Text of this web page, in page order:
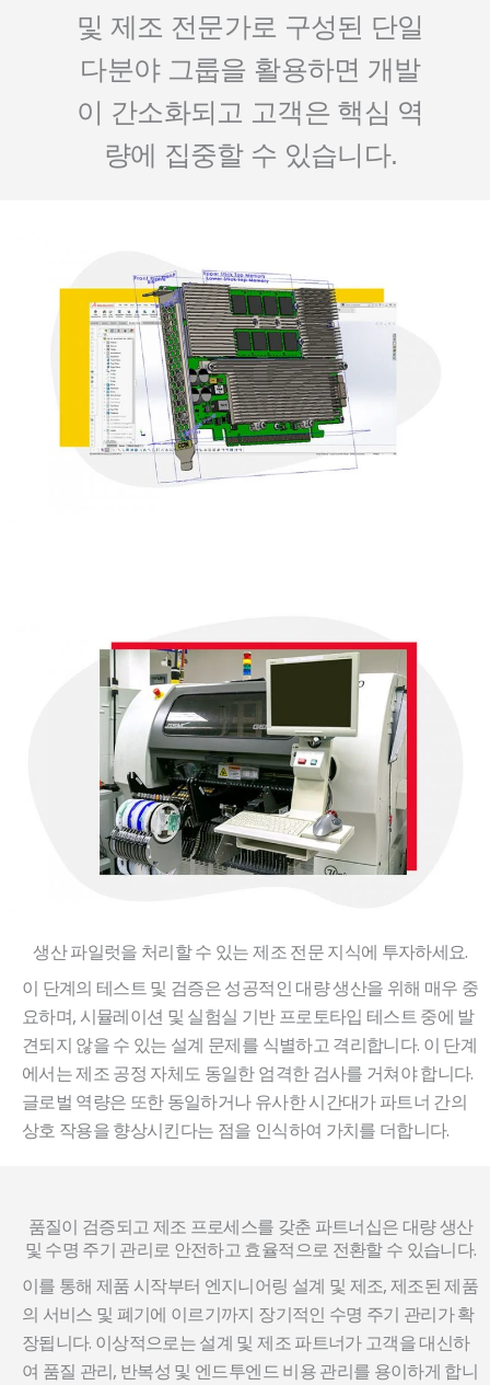
및 제조 전문가로 구성된 단일
다분야 그룹을 활용하면 개발
이 간소화되고 고객은 핵심 역
량에 집중할 수 있습니다.
생산 파일럿을 처리할 수 있는 제조 전문 지식에 투자하세요.
이 단계의 테스트 및 검증은 성공적인 대량 생산을 위해 매우 중
요하며, 시뮬레이션 및 실험실 기반 프로토타입 테스트 중에 발
견되지 않을 수 있는 설계 문제를 식별하고 격리합니다. 이 단계
에서는 제조 공정 자체도 동일한 엄격한 검사를 거쳐야 합니다.
글로벌 역량은 또한 동일하거나 유사한 시간대가 파트너 간의
상호 작용을 향상시킨다는 점을 인식하여 가치를 더합니다.
품질이 검증되고 제조 프로세스를 갖춘 파트너십은 대량 생산
및 수명 주기 관리로 안전하고 효율적으로 전환할 수 있습니다.
이를 통해 제품 시작부터 엔지니어링 설계 및 제조, 제조된 제품
의 서비스 및 폐기에 이르기까지 장기적인 수명 주기 관리가 확
장됩니다. 이상적으로는 설계 및 제조 파트너가 고객을 대신하
여 품질 관리, 반복성 및 엔드투엔드 비용 관리를 용이하게 합니